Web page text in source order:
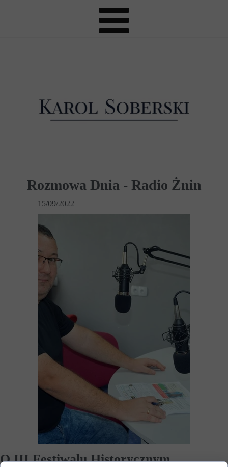
15/09/2022
Rozmowa Dnia - Radio Żnin
O III Festiwalu Historycznym